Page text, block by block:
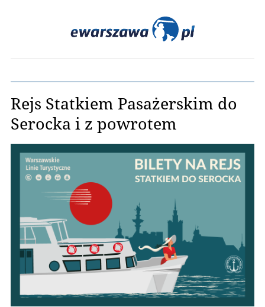
Rejs Statkiem Pasażerskim do
Serocka i z powrotem